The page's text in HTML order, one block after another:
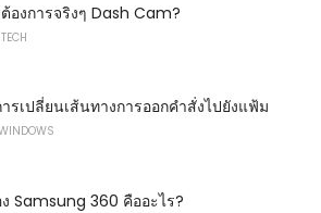
องการจริงๆ Dash Cam?
รเปลี่ยนเส้นทางการออกคำสั่งไปยังแฟ้ม
Samsung 360 คืออะไร?